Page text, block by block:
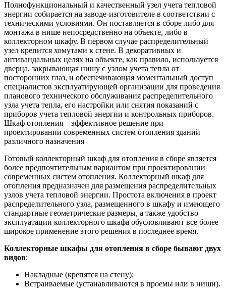
Полнофункциональный и качественный узел учета тепловой
энергии собирается на заводе-изготовителе в соответствии с
техническими условиями. Он поставляется в сборе либо для
монтажа в нише непосредственно на объекте, либо в
коллекторном шкафу. В первом случае распределительный
узел крепится хомутами к стене. В декоративных и
антивандальных целях на объекте, как правило, используется
дверца, закрывающая нишу с узлом учета тепла от
посторонних глаз, и обеспечивающая моментальный доступ
специалистов эксплуатирующей организации для проведения
планового технического обслуживания распределительного
узла учета тепла, его настройки или снятия показаний с
приборов учета тепловой энергии и контрольных приборов.
Шкаф отопления – эффективное решение при
проектировании современных систем отопления зданий
различного назначения
Готовый коллекторный шкаф для отопления в сборе является
более предпочтительным вариантом при проектировании
современных систем отопления. Коллекторный шкаф для
отопления предназначен для размещения распределительных
узлов учета тепловой энергии. Простота включения в проект
распределительного узла, размещенного в шкафу и имеющего
стандартные геометрические размеры, а также удобство
эксплуатации коллекторного шкафа обусловливают все более
широкое применение этого решения в последнее время.
Коллекторные шкафы для отопления в сборе бывают двух
видов:
Накладные (крепятся на стену);
Встраиваемые (устанавливаются в проемы или в ниши).